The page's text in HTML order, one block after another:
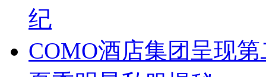
纪
COMO酒店集团呈现